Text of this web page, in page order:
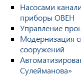
Насосами
приборы ОВЕН
Управление
Модернизация
сооружений
Сулейманова»